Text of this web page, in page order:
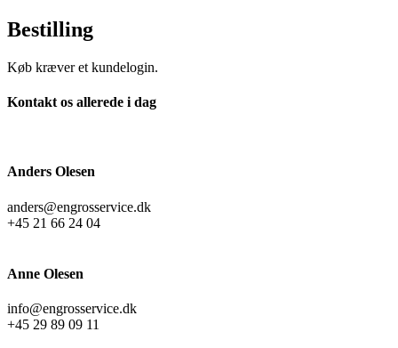
Bestilling
Køb kræver et kundelogin.
Kontakt os allerede i dag
Anders Olesen
anders@engrosservice.dk
+45 21 66 24 04
Anne Olesen
info@engrosservice.dk
+45 29 89 09 11